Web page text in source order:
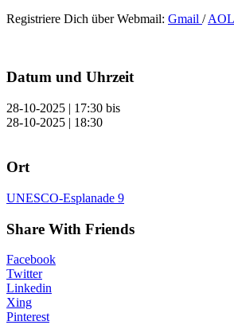
Registriere Dich über Webmail: Gmail /AOL
Datum und Uhrzeit
28-10-2025 | 17:30 bis
28-10-2025 | 18:30
Ort
UNESCO-Esplanade 9
Share With Friends
Facebook
Twitter
Linkedin
Xing
Pinterest